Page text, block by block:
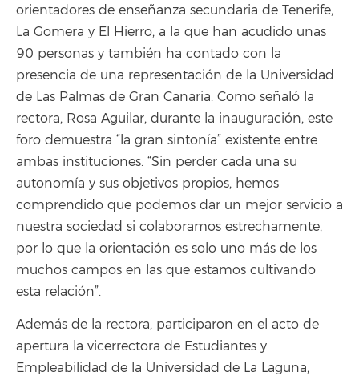
orientadores de enseñanza secundaria de Tenerife,
La Gomera y El Hierro, a la que han acudido unas
90 personas y también ha contado con la
presencia de una representación de la Universidad
de Las Palmas de Gran Canaria. Como señaló la
rectora, Rosa Aguilar, durante la inauguración, este
foro demuestra “la gran sintonía” existente entre
ambas instituciones. “Sin perder cada una su
autonomía y sus objetivos propios, hemos
comprendido que podemos dar un mejor servicio a
nuestra sociedad si colaboramos estrechamente,
por lo que la orientación es solo uno más de los
muchos campos en las que estamos cultivando
esta relación”.
Además de la rectora, participaron en el acto de
apertura la vicerrectora de Estudiantes y
Empleabilidad de la Universidad de La Laguna,